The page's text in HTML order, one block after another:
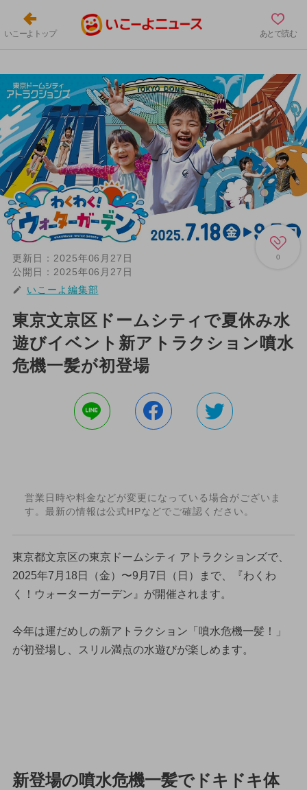
いこーよトップ あとで読む
0
更新日： 2025年06月27日
公開日： 2025年06月27日
いこーよ編集部
東京文京区ドームシティで夏休み水
遊びイベント新アトラクション噴水
危機一髪が初登場
営業日時や料金などが変更になっている場合がございま
す。最新の情報は公式HPなどでご確認ください。
東京都文京区の東京ドームシティ アトラクションズで、
2025年7月18日（金）〜9月7日（日）まで、『わくわ
く！ウォーターガーデン』が開催されます。
今年は運だめしの新アトラクション「噴水危機一髪！」
が初登場し、スリル満点の水遊びが楽しめます。
新登場の噴水危機一髪でドキドキ体